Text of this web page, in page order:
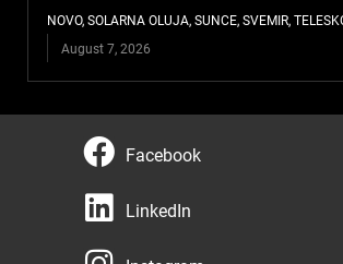
NOVO,SOLARNA OLUJA,SUNCE,SVEMIR,
August 7, 2026
F
a
c
e
Facebook
L
i
LinkedIn